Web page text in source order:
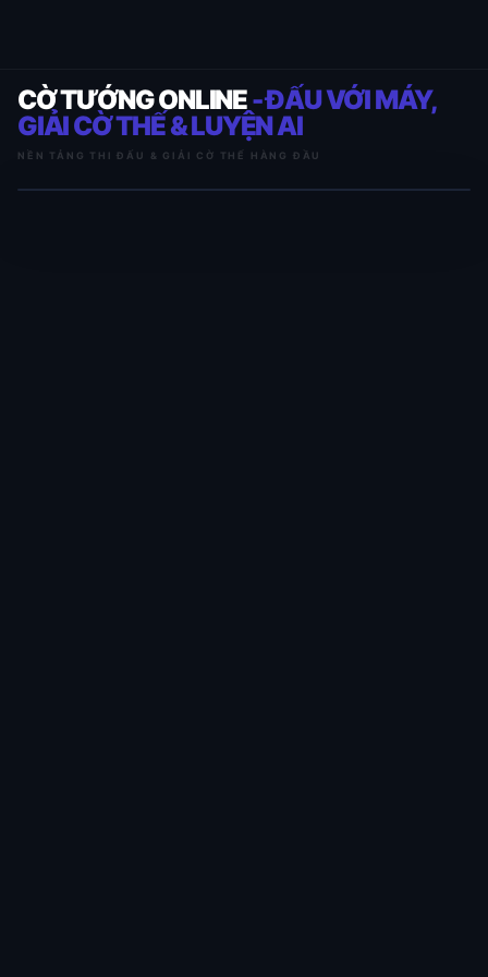
CỜ TƯỚNG ONLINE- ĐẤU VỚI MÁY,
GIẢI CỜ THẾ & LUYỆN AI
NỀN TẢNG THI ĐẤU & GIẢI CỜ THẾ HÀNG ĐẦU